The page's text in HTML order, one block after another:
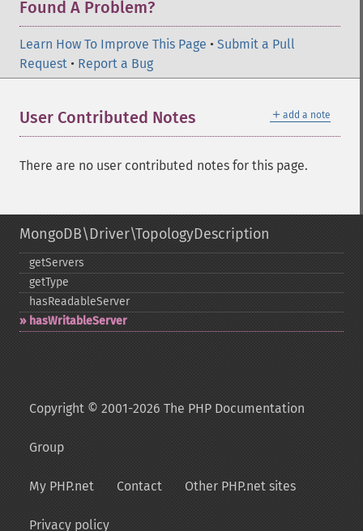
Found A Problem?
Learn How To Improve This Page • Submit a Pull
Request • Report a Bug
＋ add a note
User Contributed Notes
There are no user contributed notes for this page.
MongoDB\Driver\TopologyDescription
getServers
getType
hasReadableServer
hasWritableServer
Copyright © 2001-2026 The PHP Documentation
Group
My PHP.net Contact Other PHP.net sites
Privacy policy